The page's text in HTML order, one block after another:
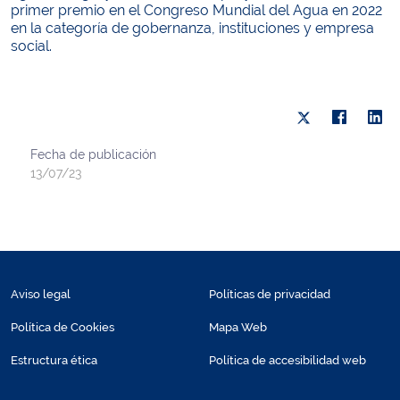
primer premio en el Congreso Mundial del Agua en 2022
en la categoría de gobernanza, instituciones y empresa
social.
Fecha de publicación
13/07/23
Aviso legal
Política de Cookies
Estructura ética
Políticas de privacidad
Mapa Web
Política de accesibilidad web